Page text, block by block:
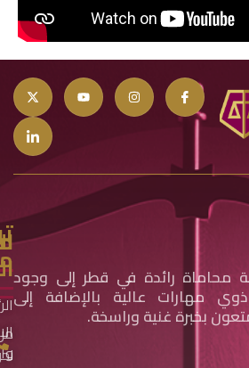
محاماة رائدة في قطر إلى وجود
مهارات عالية بالإضافة إلى
بخبرة غنية وراسخة.